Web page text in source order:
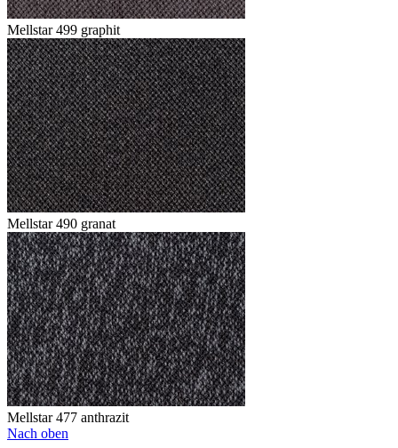
Mellstar 499 graphit
Mellstar 490 granat
Mellstar 477 anthrazit
Nach oben